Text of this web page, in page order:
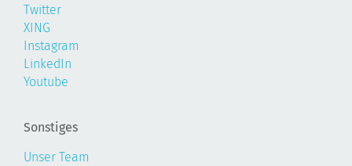
Twitter
XING
Instagram
LinkedIn
Youtube
Sonstiges
Unser Team